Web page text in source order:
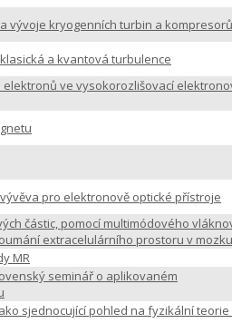
vývoje kryogenních turbin a kompresorů
a kvantová turbulence
elektronů ve vysokorozlišovací
pro elektronově optické přístroje
částic, pomocí multimódového
extracelulárního prostoru v
MR
seminář o aplikovaném
sjednocující pohled na fyzikální teorie